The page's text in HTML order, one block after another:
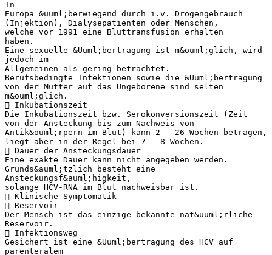
In
Europa &uuml;berwiegend durch i.v. Drogengebrauch
(Injektion), Dialysepatienten oder Menschen,
welche vor 1991 eine Bluttransfusion erhalten
haben.
Eine sexuelle &Uuml;bertragung ist m&ouml;glich, wird
jedoch im
Allgemeinen als gering betrachtet.
Berufsbedingte Infektionen sowie die &Uuml;bertragung
von der Mutter auf das Ungeborene sind selten
m&ouml;glich.
 Inkubationszeit
Die Inkubationszeit bzw. Serokonversionszeit (Zeit
von der Ansteckung bis zum Nachweis von
Antik&ouml;rpern im Blut) kann 2 – 26 Wochen betragen,
liegt aber in der Regel bei 7 – 8 Wochen.
 Dauer der Ansteckungsdauer
Eine exakte Dauer kann nicht angegeben werden.
Grunds&auml;tzlich besteht eine
Ansteckungsf&auml;higkeit,
solange HCV-RNA im Blut nachweisbar ist.
 Klinische Symptomatik
 Reservoir
Der Mensch ist das einzige bekannte nat&uuml;rliche
Reservoir.
 Infektionsweg
Gesichert ist eine &Uuml;bertragung des HCV auf
parenteralem